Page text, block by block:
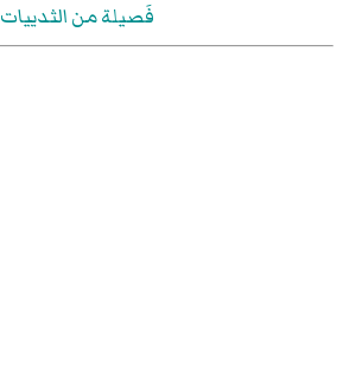
فَصيلة من الثدييات